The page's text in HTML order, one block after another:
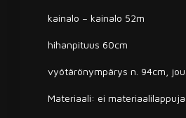
kainalo – kainalo 52m
hihanpituus 60cm
vyötärönympärys n. 94cm,
Materiaali: ei